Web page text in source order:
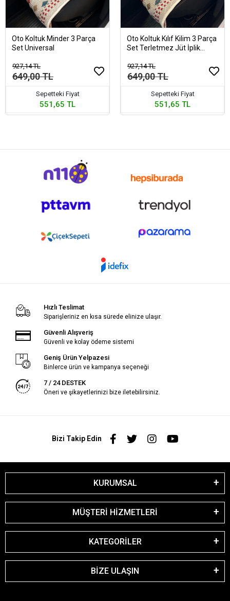
Oto Koltuk Minder 3 Parça
Set Universal
927,14 TL
649,00 TL
Sepetteki Fiyat
551,65 TL
Oto Koltuk Kılıf Kilim 3 Parça
Set Terletmez Jüt İplik
927,14 TL
649,00 TL
Sepetteki Fiyat
551,65 TL
Hızlı Teslimat
Siparişleriniz en kısa sürede elinize ulaşır.
Güvenli Alışveriş
Güvenli ve kolay ödeme sistemi
Geniş Ürün Yelpazesi
Binlerce ürün ve kampanya seçeneği
7 / 24 DESTEK
Öneri ve şikayetlerinizi bize iletebilirsiniz.
Bizi Takip Edin
KURUMSAL
MÜŞTERİ HİZMETLERİ
KATEGORİLER
BİZE ULAŞIN